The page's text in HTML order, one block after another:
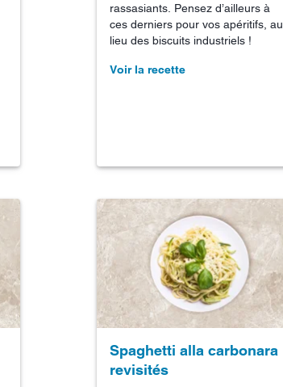
rassasiants. Pensez d’ailleurs à
ces derniers pour vos apéritifs, au
lieu des biscuits industriels !
Voir la recette
Spaghetti alla carbonara
revisités